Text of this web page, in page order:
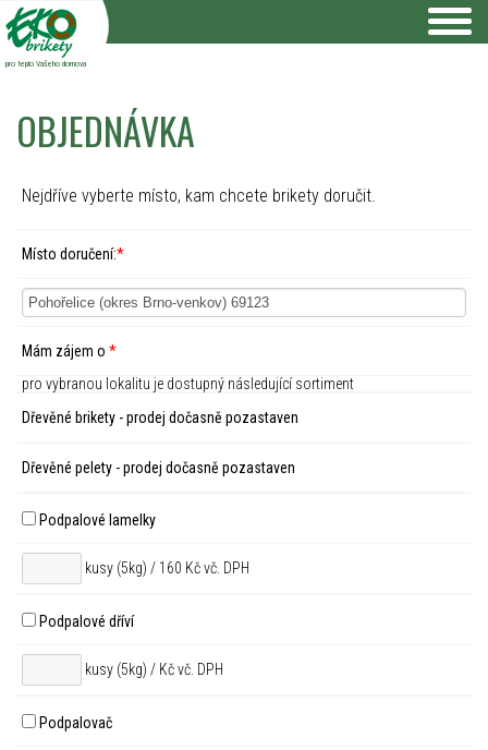
pro teplo Vašeho domova
OBJEDNÁVKA
Nejdříve vyberte místo, kam chcete brikety doručit.
Místo doručení:*
Mám zájem o *
pro vybranou lokalitu je dostupný následující sortiment
Dřevěné brikety - prodej dočasně pozastaven
Dřevěné pelety - prodej dočasně pozastaven
Podpalové lamelky
kusy (5kg) / 160 Kč vč. DPH
Podpalové dříví
kusy (5kg) / Kč vč. DPH
Podpalovač